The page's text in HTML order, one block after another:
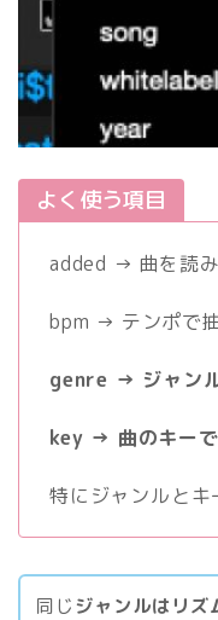
よく使う項目
added → 曲を読
bpm → テンポで
genre → ジャン
key → 曲のキー
特にジャンルとキ
同じジャンルはリズ